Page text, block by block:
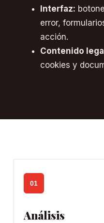
Interfaz:
error,
acción.
Contenido
cookies y
01
Análisis